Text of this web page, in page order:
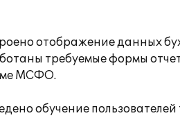
отображение данных
требуемые формы
МСФО.
обучение